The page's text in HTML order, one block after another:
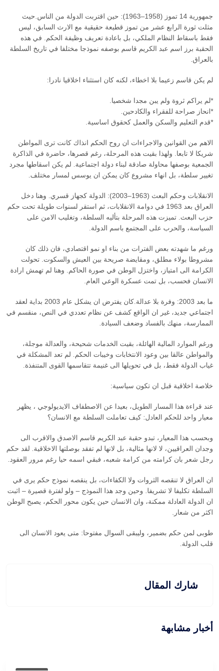
جمهورية 14 تموز (1958–1963): حين اقتربت الدولة من الناس.حيث
مثلت ثورة الرابع عشر من تموز قطيعة حقيقية مع الارث السابق، ليس
فقط باسقاط النظام الملكي، بل باعادة تعريف وظيفة الحكم. في هذه
الحقبة برز اسم عبد الكريم قاسم بوصفه نموذجا مختلفا في تاريخ السلطة
بالعراق.
لم يكن قاسم زعيما بلا اخطاء، لكنه كان استثناء اخلاقيا نادرا:
*لم يراكم ثروة ولم يبن مجدا شخصيا.
*انحاز صراحة للفقراء والكادحين.
*قدم التعليم والسكن والعمل كحقوق اساسية.
الاهم من القوانين والاجراءات ان روح الحكم انذاك كانت ترى المواطن
شريكا لا تابعا. ولهذا بقيت هذه المرحلة، رغم قصرها، حاضرة في الذاكرة
الجمعية بوصفها محاولة صادقة لبناء دولة اجتماعية. لم يكن اسقاطها مجرد
تغيير سلطة، بل انهاء مشروع كان يمكن ان يوسس لمسار مختلف.
الانقلابات وحكم البعث (1963–2003): الدولة كجهاز قسري. وهنا دخل
العراق بعد 1963 في دوامة الانقلابات، ثم استقر لسنوات طويلة تحت حكم
حزب البعث. تميزت هذه المرحلة بتأليه السلطة، وتغليب الامن على
السياسة، والحرب على المجتمع باسم الدولة.
ورغم ما شهدته بعض الفترات من بناء او نمو اقتصادي، فان ذلك كان
مشروطا بولاء مطلق، ومقايضة صريحة بين العيش والسكوت. تحولت
الكرامة الى امتياز، واختزل الوطن في صورة الحاكم. وهنا لم تهمش ارادة
الانسان فحسب، بل تمت عسكرة الوعي العام.
ما بعد 2003: وفرة بلا عدالة.كان يفترض ان يشكل عام 2003 بداية لعقد
اجتماعي جديد، غير ان الواقع كشف عن نظام تعددي في النص، منقسم في
الممارسة، منهك بالفساد وضعف السيادة.
ورغم الموارد المالية الهائلة، بقيت الخدمات شحيحة، والعدالة موجلة،
والمواطن عالقا بين وعود الانتخابات وخيبات الحكم. لم تعد المشكلة في
غياب الدولة فقط، بل في تحويلها الى غنيمة تتقاسمها القوى المتنفذة.
خلاصة اخلاقية قبل ان تكون سياسية:
عند قراءة هذا المسار الطويل، بعيدا عن الاصطفاف الايديولوجي ، يظهر
معيار واحد للحكم العادل: كيف تعاملت السلطة مع الانسان؟
وبحسب هذا المعيار، تبدو حقبة عبد الكريم قاسم الاصدق والاقرب الى
وجدان العراقيين، لا لانها مثالية، بل لانها لم تفقد بوصلتها الاخلاقية. لقد حكم
رجل شعر بان كرامته من كرامة شعبه، فبقي اسمه حيا رغم مرور العقود.
ان العراق لا تنقصه الثروات ولا الكفاءات، بل ينقصه نموذج حكم يرى في
السلطة تكليفا لا تشريفا. وحين وجد هذا النموذج – ولو لفترة قصيرة – اثبت
ان الدولة العادلة ممكنة، وان الانسان حين يكون محور الحكم، يصبح الوطن
اكثر من شعار.
طوبى لمن حكم بضمير، وليبقى السوال مفتوحا: متى يعود الانسان الى
قلب الدولة.
شارك المقال
أخبار مشابهة